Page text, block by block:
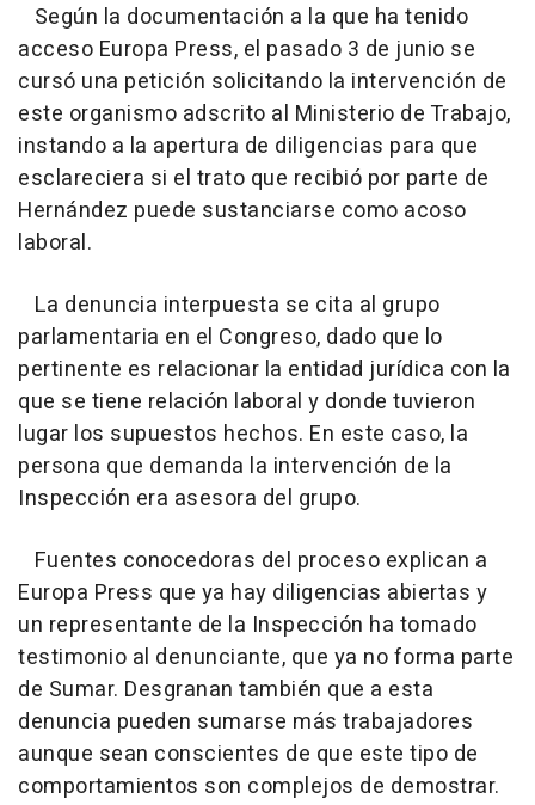
Según la documentación a la que ha tenido
acceso Europa Press, el pasado 3 de junio se
cursó una petición solicitando la intervención de
este organismo adscrito al Ministerio de Trabajo,
instando a la apertura de diligencias para que
esclareciera si el trato que recibió por parte de
Hernández puede sustanciarse como acoso
laboral.
La denuncia interpuesta se cita al grupo
parlamentaria en el Congreso, dado que lo
pertinente es relacionar la entidad jurídica con la
que se tiene relación laboral y donde tuvieron
lugar los supuestos hechos. En este caso, la
persona que demanda la intervención de la
Inspección era asesora del grupo.
Fuentes conocedoras del proceso explican a
Europa Press que ya hay diligencias abiertas y
un representante de la Inspección ha tomado
testimonio al denunciante, que ya no forma parte
de Sumar. Desgranan también que a esta
denuncia pueden sumarse más trabajadores
aunque sean conscientes de que este tipo de
comportamientos son complejos de demostrar.